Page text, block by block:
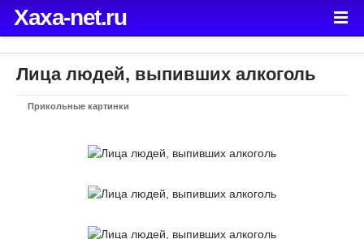
Xaxa-net.ru
Лица людей, выпивших алкоголь
Прикольные картинки